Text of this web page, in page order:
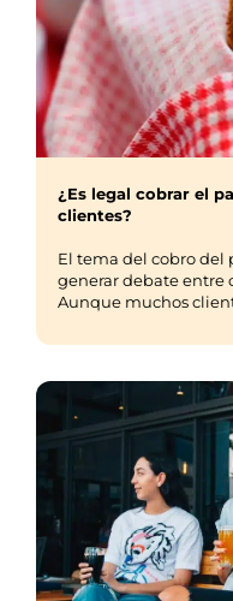
¿Es legal cobrar el
clientes?
El tema del cobro del
generar debate entre
Aunque muchos